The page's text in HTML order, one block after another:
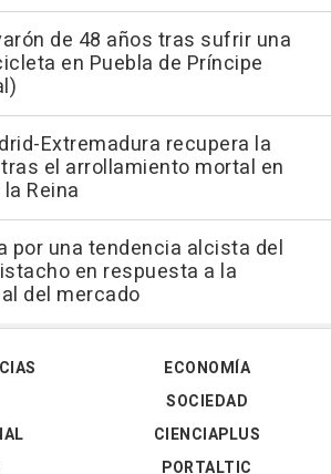
de 48 años tras sufrir una
en Puebla de Príncipe
Extremadura recupera la
el arrollamiento mortal en
Reina
por una tendencia alcista del
en respuesta a la
del mercado
ECONOMÍA
SOCIEDAD
CIENCIAPLUS
PORTALTIC